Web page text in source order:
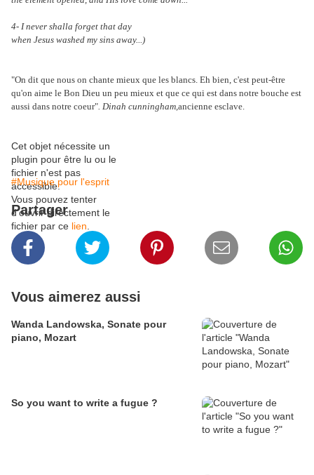
4- I never shalla forget that day
when Jesus washed my sins away...)
"On dit que nous on chante mieux que les blancs. Eh bien, c'est peut-être
qu'on aime le Bon Dieu un peu mieux et que ce qui est dans notre bouche est
aussi dans notre coeur". Dinah cunningham,ancienne esclave.
Cet objet nécessite un
plugin pour être lu ou le
fichier n'est pas
accessible.
Vous pouvez tenter
d'ouvrir directement le
fichier par ce lien
#Musique pour l'esprit
Partager
Vous aimerez aussi
Wanda Landowska, Sonate pour
piano, Mozart
So you want to write a fugue ?